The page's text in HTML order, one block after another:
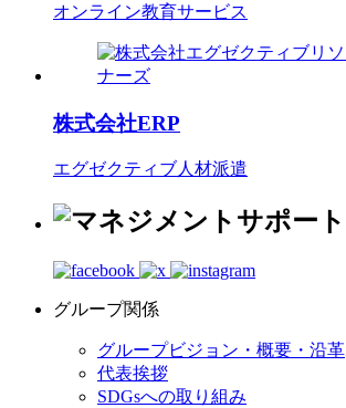
オンライン教育サービス
株式会社ERP
エグゼクティブ人材派遣
グループ関係
グループビジョン・概要・沿革
代表挨拶
SDGsへの取り組み